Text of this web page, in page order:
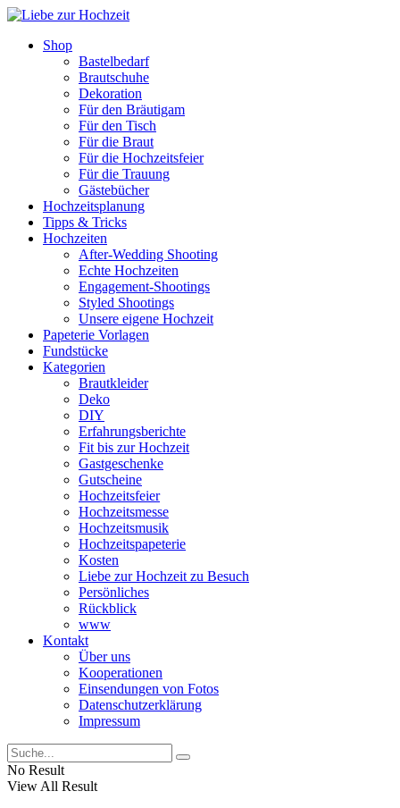
Shop
Bastelbedarf
Brautschuhe
Dekoration
Für den Bräutigam
Für den Tisch
Für die Braut
Für die Hochzeitsfeier
Für die Trauung
Gästebücher
Hochzeitsplanung
Tipps & Tricks
Hochzeiten
After-Wedding Shooting
Echte Hochzeiten
Engagement-Shootings
Styled Shootings
Unsere eigene Hochzeit
Papeterie Vorlagen
Fundstücke
Kategorien
Brautkleider
Deko
DIY
Erfahrungsberichte
Fit bis zur Hochzeit
Gastgeschenke
Gutscheine
Hochzeitsfeier
Hochzeitsmesse
Hochzeitsmusik
Hochzeitspapeterie
Kosten
Liebe zur Hochzeit zu Besuch
Persönliches
Rückblick
www
Kontakt
Über uns
Kooperationen
Einsendungen von Fotos
Datenschutzerklärung
Impressum
No Result
View All Result